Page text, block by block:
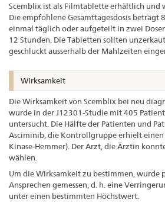
Scemblix ist als Filmtablette erhältlich und
Die empfohlene Gesamttagesdosis beträgt
einmal täglich oder aufgeteilt in zwei
12 Stunden. Die Tabletten sollten
geschluckt ausserhalb der Mahlzeiten
Wirksamkeit
Die Wirksamkeit von Scemblix bei neu
wurde in der J12301-Studie mit 405
untersucht. Die Hälfte der Patienten und
Asciminib, die Kontrollgruppe erhielt einen
Kinase-Hemmer). Der Arzt, die Ärztin
wählen.
Um die Wirksamkeit zu bestimmen, wurde
Ansprechen gemessen, d. h. eine
unter einen bestimmten Höchstwert.